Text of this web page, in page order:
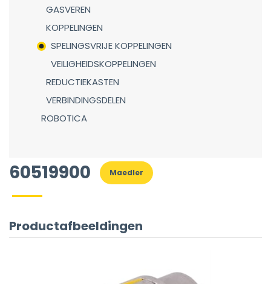
GASVEREN
KOPPELINGEN
SPELINGSVRIJE KOPPELINGEN
VEILIGHEIDSKOPPELINGEN
REDUCTIEKASTEN
VERBINDINGSDELEN
ROBOTICA
60519900 Maedler
Productafbeeldingen